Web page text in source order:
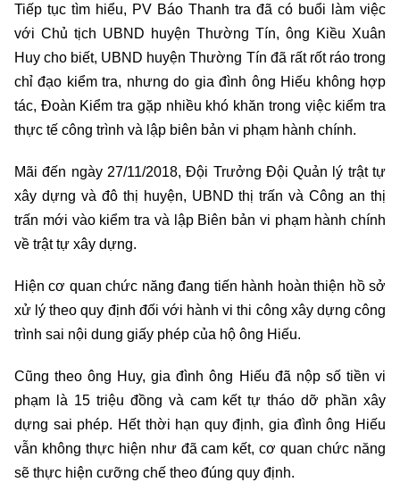
Tiếp tục tìm hiểu, PV Báo Thanh tra đã có buổi làm việc
với Chủ tịch UBND huyện Thường Tín, ông Kiều Xuân
Huy cho biết, UBND huyện Thường Tín đã rất rốt ráo trong
chỉ đạo kiểm tra, nhưng do gia đình ông Hiếu không hợp
tác, Đoàn Kiểm tra gặp nhiều khó khăn trong việc kiểm tra
thực tế công trình và lập biên bản vi phạm hành chính.
Mãi đến ngày 27/11/2018, Đội Trưởng Đội Quản lý trật tự
xây dựng và đô thị huyện, UBND thị trấn và Công an thị
trấn mới vào kiểm tra và lập Biên bản vi phạm hành chính
về trật tự xây dựng.
Hiện cơ quan chức năng đang tiến hành hoàn thiện hồ sở
xử lý theo quy định đối với hành vi thi công xây dựng công
trình sai nội dung giấy phép của hộ ông Hiếu.
Cũng theo ông Huy, gia đình ông Hiếu đã nộp số tiền vi
phạm là 15 triệu đồng và cam kết tự tháo dỡ phần xây
dựng sai phép. Hết thời hạn quy định, gia đình ông Hiếu
vẫn không thực hiện như đã cam kết, cơ quan chức năng
sẽ thực hiện cưỡng chế theo đúng quy định.